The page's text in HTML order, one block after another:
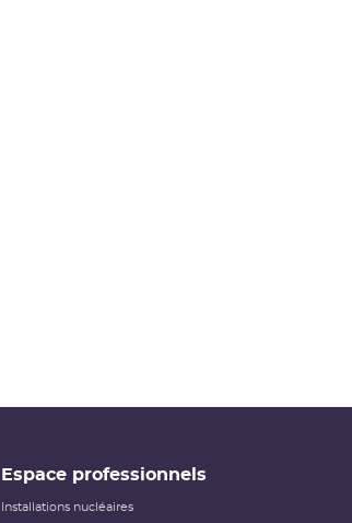
Espace professionnels
Installations nucléaires